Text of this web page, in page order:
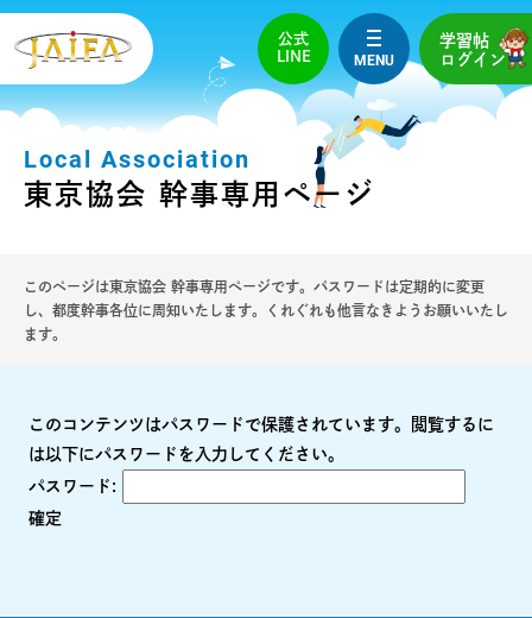
公式
LINE
MENU
学習帖
ログイン
Local Association
東京協会 幹事専用ページ
このページは東京協会 幹事専用ページです。パスワードは定期的に変更
し、都度幹事各位に周知いたします。くれぐれも他言なきようお願いいたし
ます。
このコンテンツはパスワードで保護されています。閲覧するに
は以下にパスワードを入力してください。
パスワード: